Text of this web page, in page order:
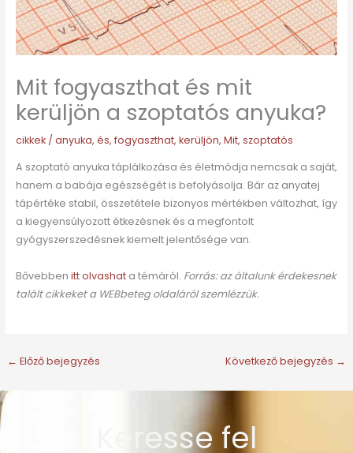
Mit fogyaszthat és mit
kerüljön a szoptatós anyuka?
cikkek/ anyuka, és, fogyaszthat, kerüljön, Mit, szoptatós
A szoptató anyuka táplálkozása és életmódja nemcsak a saját,
hanem a babája egészségét is befolyásolja. Bár az anyatej
tápértéke stabil, összetétele bizonyos mértékben változhat, így
a kiegyensúlyozott étkezésnek és a megfontolt
gyógyszerszedésnek kiemelt jelentősége van.
Bővebben itt olvashat a témáról. Forrás: az általunk érdekesnek
talált cikkeket a WEBbeteg oldaláról szemlézzük.
← Előző bejegyzés Következő bejegyzés →
Keresse fel